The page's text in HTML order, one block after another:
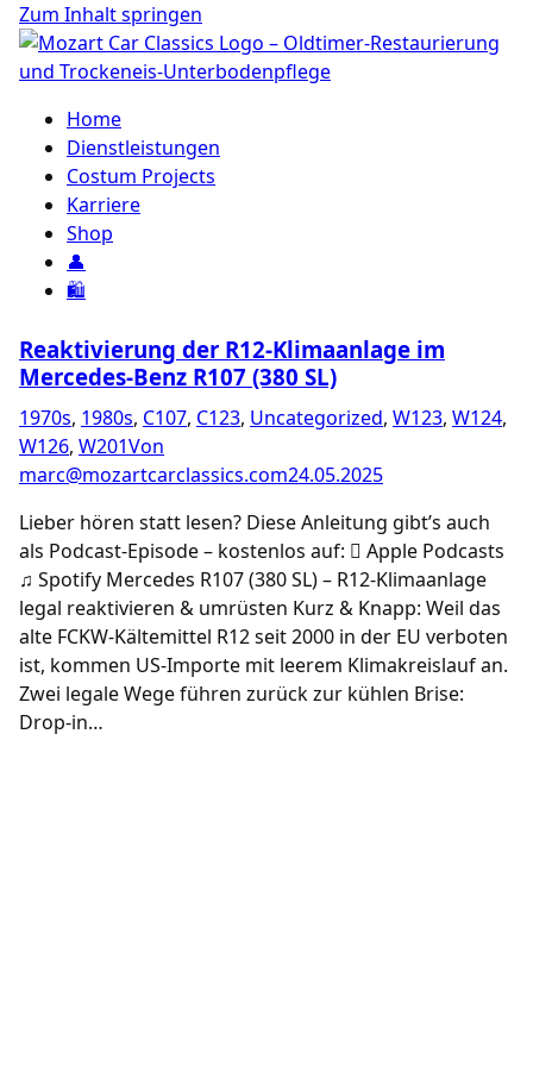
Zum Inhalt springen
Home
Dienstleistungen
Costum Projects
Karriere
Shop
👤
🛍️
Reaktivierung der R12-Klimaanlage im
Mercedes-Benz R107 (380 SL)
1970s, 1980s, C107, C123, Uncategorized, W123, W124,
W126, W201Von
marc@mozartcarclassics.com24.05.2025
Lieber hören statt lesen? Diese Anleitung gibt’s auch
als Podcast-Episode – kostenlos auf:  Apple Podcasts
♫ Spotify Mercedes R107 (380 SL) – R12-Klimaanlage
legal reaktivieren & umrüsten Kurz & Knapp: Weil das
alte FCKW-Kältemittel R12 seit 2000 in der EU verboten
ist, kommen US-Importe mit leerem Klimakreislauf an.
Zwei legale Wege führen zurück zur kühlen Brise:
Drop-in…